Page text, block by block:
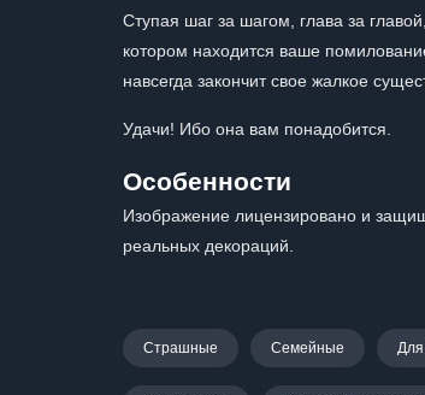
Ступая шаг за шагом, глава за
котором находится ваше
навсегда закончит свое жалкое
Удачи! Ибо она вам понадобится.
Особенности
Изображение лицензировано и
реальных декораций.
Страшные Семейные